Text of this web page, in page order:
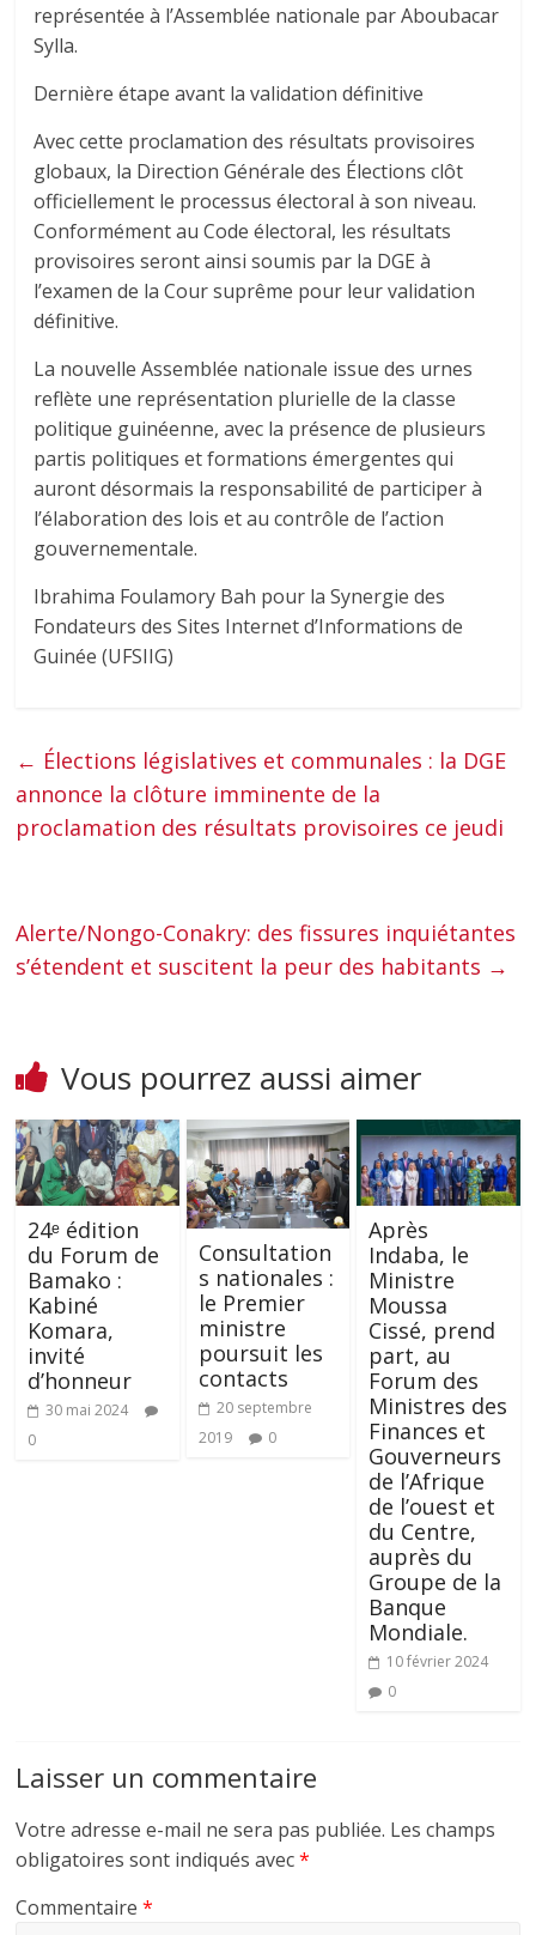
représentée à l’Assemblée nationale par Aboubacar
Sylla.
Dernière étape avant la validation définitive
Avec cette proclamation des résultats provisoires
globaux, la Direction Générale des Élections clôt
officiellement le processus électoral à son niveau.
Conformément au Code électoral, les résultats
provisoires seront ainsi soumis par la DGE à
l’examen de la Cour suprême pour leur validation
définitive.
La nouvelle Assemblée nationale issue des urnes
reflète une représentation plurielle de la classe
politique guinéenne, avec la présence de plusieurs
partis politiques et formations émergentes qui
auront désormais la responsabilité de participer à
l’élaboration des lois et au contrôle de l’action
gouvernementale.
Ibrahima Foulamory Bah pour la Synergie des
Fondateurs des Sites Internet d’Informations de
Guinée (UFSIIG)
← Élections législatives et communales : la DGE
annonce la clôture imminente de la
proclamation des résultats provisoires ce jeudi
Alerte/Nongo-Conakry: des fissures inquiétantes
s’étendent et suscitent la peur des habitants →
Vous pourrez aussi aimer
24ᵉ édition
du Forum de
Bamako :
Kabiné
Komara,
invité
d’honneur
30 mai 2024
0
Consultation
s nationales :
le Premier
ministre
poursuit les
contacts
20 septembre
2019
0
Après
Indaba, le
Ministre
Moussa
Cissé, prend
part, au
Forum des
Ministres des
Finances et
Gouverneurs
de l’Afrique
de l’ouest et
du Centre,
auprès du
Groupe de la
Banque
Mondiale.
10 février 2024
0
Laisser un commentaire
Votre adresse e-mail ne sera pas publiée. Les champs
obligatoires sont indiqués avec*
Commentaire*